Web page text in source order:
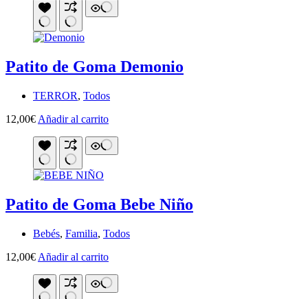
Patito de Goma Demonio
TERROR, Todos
12,00€ Añadir al carrito
Patito de Goma Bebe Niño
Bebés, Familia, Todos
12,00€ Añadir al carrito